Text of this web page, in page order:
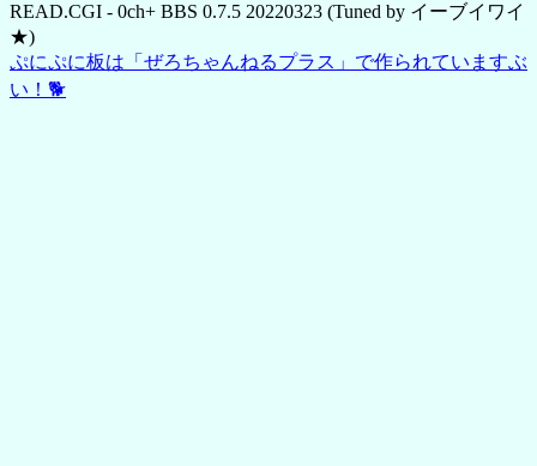
READ.CGI - 0ch+ BBS 0.7.5 20220323 (Tuned by イーブイワイ
★)
ぷにぷに板は「ぜろちゃんねるプラス」で作られていますぶ
い！🐕